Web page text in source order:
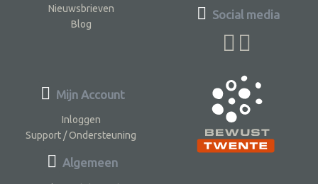
Nieuwsbrieven
Blog
Social media
Mijn Account
Inloggen
Support / Ondersteuning
Algemeen